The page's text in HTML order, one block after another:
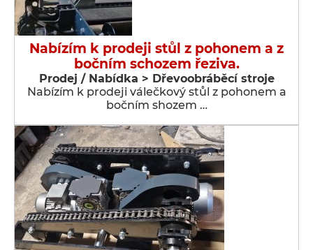
Nabízím k prodeji stůl z pohonem a z
bočním schozem řeziva.
Prodej / Nabídka > Dřevoobráběcí stroje
Nabízím k prodeji válečkový stůl z pohonem a
bočním shozem …